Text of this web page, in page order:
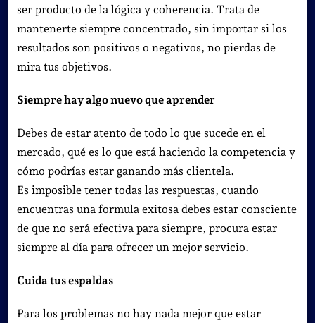
ser producto de la lógica y coherencia. Trata de
mantenerte siempre concentrado, sin importar si los
resultados son positivos o negativos, no pierdas de
mira tus objetivos.
Siempre hay algo nuevo que aprender
Debes de estar atento de todo lo que sucede en el
mercado, qué es lo que está haciendo la competencia y
cómo podrías estar ganando más clientela.
Es imposible tener todas las respuestas, cuando
encuentras una formula exitosa debes estar consciente
de que no será efectiva para siempre, procura estar
siempre al día para ofrecer un mejor servicio.
Cuida tus espaldas
Para los problemas no hay nada mejor que estar